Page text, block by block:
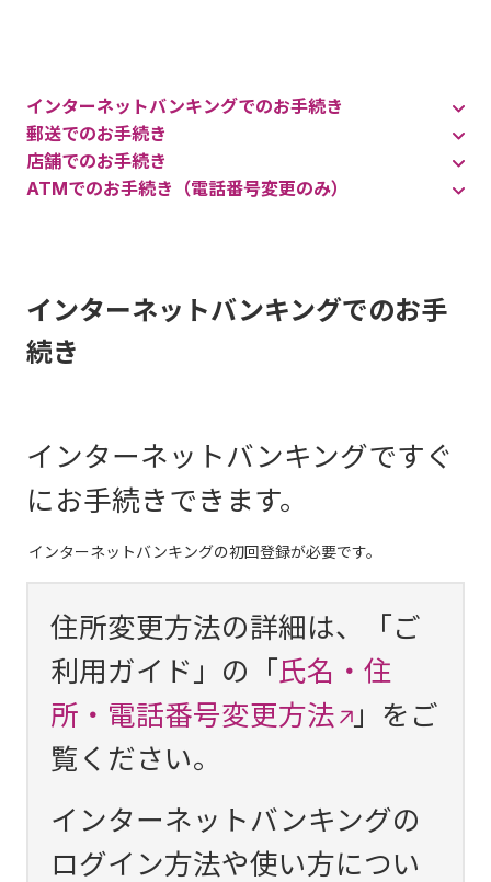
インターネットバンキングでのお手続き
郵送でのお手続き
店舗でのお手続き
ATMでのお手続き（電話番号変更のみ）
インターネットバンキングでのお手
続き
インターネットバンキングですぐ
にお手続きできます。
インターネットバンキングの初回登録が必要です。
住所変更方法の詳細は、「ご
利用ガイド」の「氏名・住
所・電話番号変更方法
」をご
覧ください。
インターネットバンキングの
ログイン方法や使い方につい